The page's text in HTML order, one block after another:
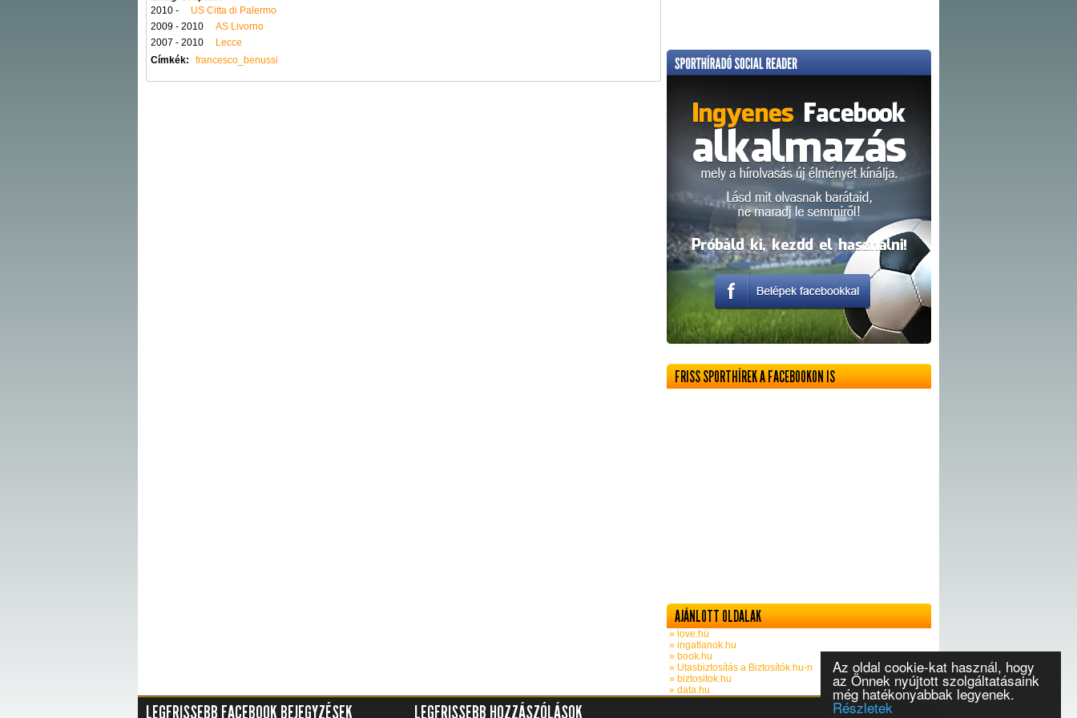
Az oldal cookie-kat használ, hogy
az Önnek nyújtott szolgáltatásaink
még hatékonyabbak legyenek.
Részletek
2010 -
US Citta di Palermo
2009 - 2010
AS Livorno
2007 - 2010
Lecce
Címkék:
francesco_benussi
FRISS SPORTHÍREK A FACEBOOKON IS
AJÁNLOTT OLDALAK
» love.hu
» ingatlanok.hu
» book.hu
» Utasbiztosítás a Biztosítók.hu-n
» biztositok.hu
» data.hu
LEGFRISSEBB FACEBOOK BEJEGYZÉSEK LEGFRISSEBB HOZZÁSZÓLÁSOK